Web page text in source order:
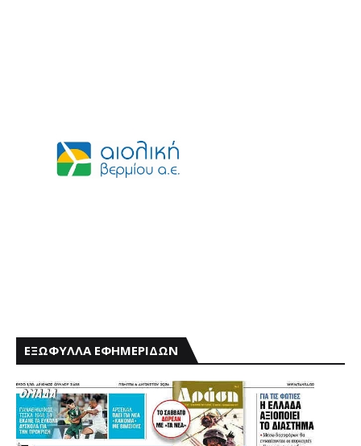
ΕΞΩΦΥΛΛΑ ΕΦΗΜΕΡΙΔΩΝ